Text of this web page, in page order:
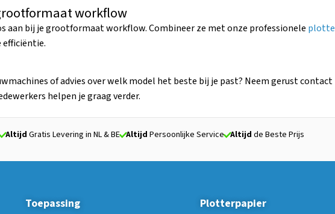
workflow
aan bij je grootformaat workflow. Combineer ze met onze professionele
of advies over welk model het beste bij je past? Neem gerust
helpen je graag verder.
Altijd Gratis Levering in NL & BE Altijd Persoonlijke Service Altijd de Beste Prijs
Toepassing Plotterpapier